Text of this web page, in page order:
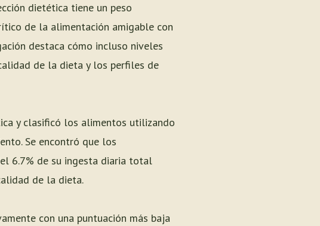
dietética tiene un peso
de la alimentación amigable con
destaca cómo incluso niveles
de la dieta y los perfiles de
y clasificó los alimentos utilizando
Se encontró que los
6.7% de su ingesta diaria total
de la dieta.
con una puntuación más baja